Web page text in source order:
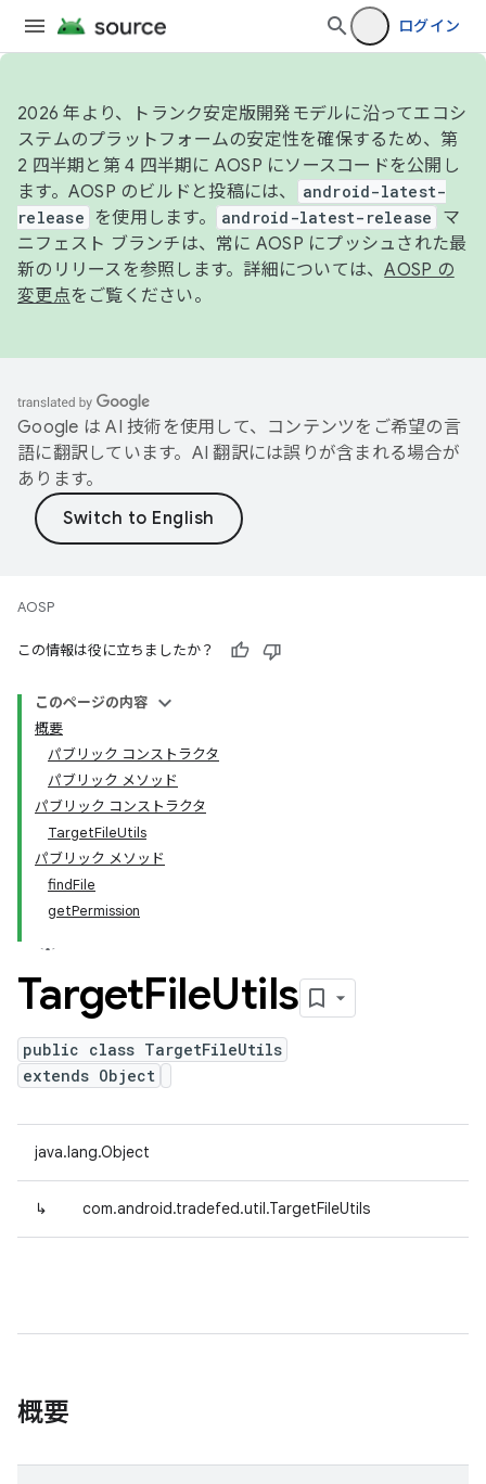
ログイン
2026 年より、トランク安定版開発モデルに沿ってエコシ
ステムのプラットフォームの安定性を確保するため、第
2 四半期と第 4 四半期に AOSP にソースコードを公開し
ます。AOSP のビルドと投稿には、
android-latest-
release
を使用します。 android-latest-release
マ
ニフェスト ブランチは、常に AOSP にプッシュされた最
新のリリースを参照します。詳細については、AOSP の
変更点をご覧ください。
Google は AI 技術を使用して、コンテンツをご希望の言
語に翻訳しています。AI 翻訳には誤りが含まれる場合が
あります。
AOSP
この情報は役に立ちましたか？
このページの内容
概要
パブリック コンストラクタ
パブリック メソッド
パブリック コンストラクタ
TargetFileUtils
パブリック メソッド
findFile
getPermission
TargetFileUtils
public class TargetFileUtils
extends Object
java.lang.Object
↳ com.android.tradefed.util.TargetFileUtils
概要